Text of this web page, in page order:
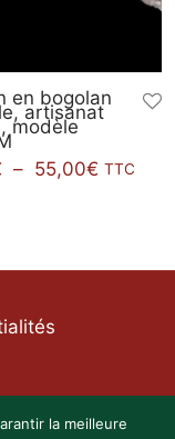
en bogolan
artisanat
modèle
– 55,00€Plage
à
TTC
la meilleure